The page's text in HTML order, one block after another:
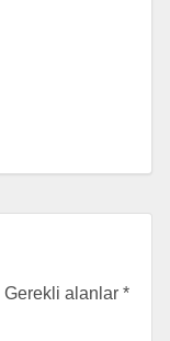
Gerekli alanlar *